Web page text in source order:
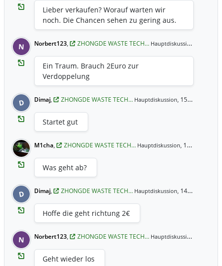
Lieber verkaufen? Worauf warten wir
noch. Die Chancen sehen zu gering aus.
N Norbert123, ZHONGDE WASTE TECH… Hauptdiskussion,
Ein Traum. Brauch 2Euro zur
Verdoppelung
D Dimaj, ZHONGDE WASTE TECH… Hauptdiskussion, 15.07.2021 8:34 Uhr
Startet gut
M1cha, ZHONGDE WASTE TECH… Hauptdiskussion, 14.07.2021 19:25 Uhr
Was geht ab?
D Dimaj, ZHONGDE WASTE TECH… Hauptdiskussion, 14.07.2021 17:59 Uhr
Hoffe die geht richtung 2€
N Norbert123, ZHONGDE WASTE TECH… Hauptdiskussion,
Geht wieder los